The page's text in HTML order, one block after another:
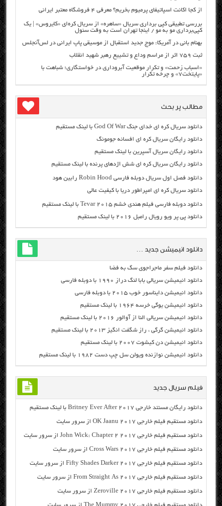
از کجا اکانت اسپاتیفای پرمیوم بخریم؟ معرفی ۴ فروشگاه معتبر ایرانی
بررسی تطبیقی کپی برداری سریال «ساهره» از سریال کره‌ای «کایروس» | یک
کپی‌برداری مو به مو / اینجا تهران است به وقت سئول
بهنام بانی در آمریکا: موج جدید استقبال از موسیقی پاپ ایرانی در لس‌آنجلس
ثبت ۷۵۹ اثر از مراسم وداع و تشییع رهبر شهید انقلاب
«اسباب زحمت» و تکرار موقعیت آبروداری در خواستگاری؛ شباهت با
«پایتخت۷» و چرخه تکرار
مطالب پر بحث
دانلود سریال کره ای خدای جنگ God Of War با لینک مستقیم
دانلود رایگان سریال کره ای افسانه جومونگ
دانلود رایگان سریال آسپرین با لینک مستقیم
دانلود رایگان سریال کره ای شش اژدهای پرنده با لینک مستقیم
دانلود فصل اول سریال دوبله فارسی Robin Hood رابین هود
دانلود سریال کره ای امپراطور دریا با کیفیت عالی
دانلود دوبله فارسی فیلم هندی خشم Tevar ۲۰۱۵ با لینک مستقیم
دانلود پی پر ویو رویال رامبل ۲۰۱۶ با لینک مستقیم
دانلود انیمیشن جدید …
دانلود فیلم سفر ماجراجوی سگ به فضا
دانلود انیمیشن سریالی بابا لنگ دراز ۱۹۹۰ با دوبله فارسی
دانلود انیمیشن دایناسور خوب ۲۰۱۵ با دوبله فارسی
دانلود انیمیشن یوگی خرسه ۱۹۶۴ با لینک مستقیم
دانلود انیمیشن سریالی النا از آوالور ۲۰۱۶ با لینک مستقیم
دانلود انیمیشن گرگی ، راز شگفت انگیز ۲۰۱۳ با لینک مستقیم
دانلود انیمیشن دن کیشوت ۲۰۰۷ با لینک مستقیم
دانلود انیمیشن نوازنده ویولن سل چپ دست ۱۹۸۲ با لینک مستقیم
فیلم سریال جدید
دانلود رایگان مسنتد خارجی Britney Ever After 2017 با لینک مستقیم
دانلود مستقیم فیلم خارجی OK Jaanu 2017 از سرور سایت
دانلود مستقیم فیلم خارجی John Wick: Chapter 2 2017 از سرور سایت
دانلود مستقیم فیلم خارجی Cross Wars 2017 از سرور سایت
دانلود مستقیم فیلم خارجی Fifty Shades Darker 2017 از سرور سایت
دانلود مستقیم فیلم خارجی From Straight As 2017 از سرور سایت
دانلود مستقیم فیلم خارجی Zeroville 2017 از سرور سایت